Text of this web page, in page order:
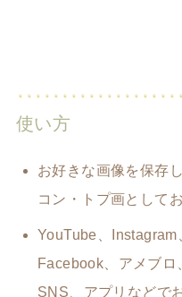
使い方
お好きな画像を保存
コン・トプ画として
YouTube、Instagram
Facebook、アメブ
SNS、アプリなどで